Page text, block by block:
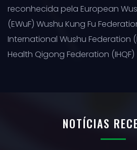
reconhecida pela European
(EWuF) Wushu Kung Fu
International Wushu Federation
Health Qigong Federation (IHQF)
NOTÍCIAS